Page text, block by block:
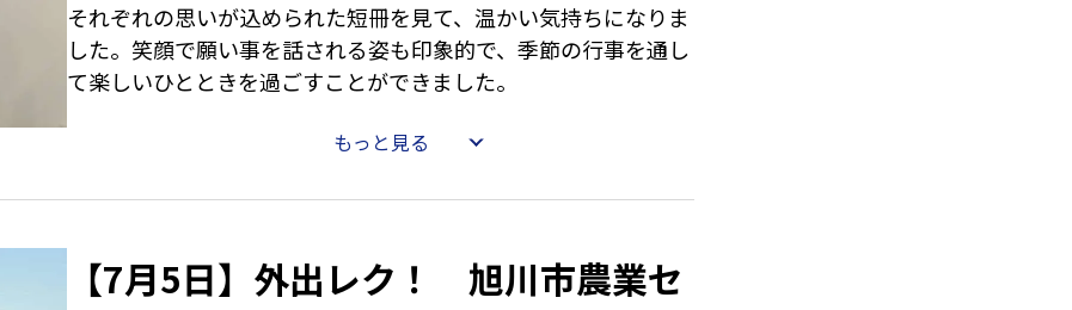
それぞれの思いが込められた短冊を見て、温かい気持ちになりま
した。笑顔で願い事を話される姿も印象的で、季節の行事を通し
て楽しいひとときを過ごすことができました。
利用者の皆さんに七夕の雰囲気を感じていただける、心温まる一
願い事が届きますように☆
もっと見る
【7月5日】外出レク！ 旭川市農業セ